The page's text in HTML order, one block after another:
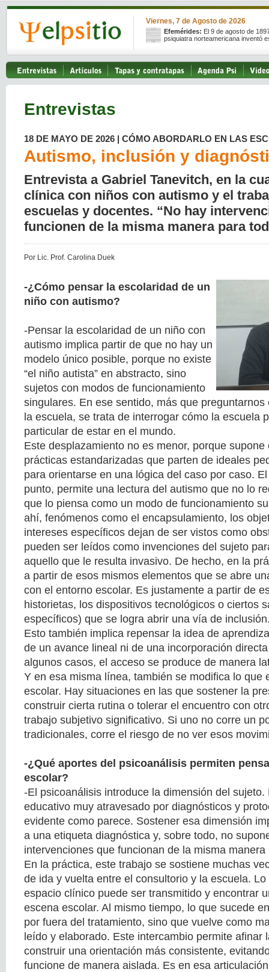
Viernes, 7 de Agosto de 2026
Efemérides: El 9 de agosto de
psiquiatra norteamericana inventó
Entrevistas
18 DE MAYO DE 2026 | CÓMO ABORDARLO EN LAS
Autismo, inclusión y
Entrevista a Gabriel Tanevitch, en la
clínica con niños con autismo y el
escuelas y docentes. “No hay
funcionen de la misma manera para
Por Lic. Prof. Carolina Duek
-¿Cómo pensar la escolaridad de un
niño con autismo?
-Pensar la escolaridad de un niño con
autismo implica partir de que no hay un
modelo único posible, porque no existe
“el niño autista” en abstracto, sino
sujetos con modos de funcionamiento
singulares. En ese sentido, más que
la escuela, se trata de interrogar cómo la escuela
particular de estar en el mundo.
Este desplazamiento no es menor, porque
prácticas estandarizadas que parten de ideales
para orientarse en una lógica del caso por caso.
punto, permite una lectura del autismo que no lo
que lo piensa como un modo de funcionamiento
ahí, fenómenos como el encapsulamiento, los
intereses específicos dejan de ser vistos como
pueden ser leídos como invenciones del sujeto
aquello que le resulta invasivo. De hecho, en la
a partir de esos mismos elementos que se abre
con el entorno escolar. Es justamente a partir de
historietas, los dispositivos tecnológicos o ciertos
específicos) que se logra abrir una vía de
Esto también implica repensar la idea de
de un avance lineal ni de una incorporación
algunos casos, el acceso se produce de manera
Y en esa misma línea, también se modifica lo que
escolar. Hay situaciones en las que sostener la
construir cierta rutina o tolerar el encuentro con
trabajo subjetivo significativo. Si uno no corre un
tradicionales, corre el riesgo de no ver esos
-¿Qué aportes del psicoanálisis permiten
escolar?
-El psicoanálisis introduce la dimensión del sujeto.
educativo muy atravesado por diagnósticos y
evidente como parece. Sostener esa dimensión
a una etiqueta diagnóstica y, sobre todo, no
intervenciones que funcionan de la misma manera
En la práctica, este trabajo se sostiene muchas
de ida y vuelta entre el consultorio y la escuela.
espacio clínico puede ser transmitido y encontrar
escena escolar. Al mismo tiempo, lo que sucede
por fuera del tratamiento, sino que vuelve como
leído y elaborado. Este intercambio permite afinar
construir una orientación más consistente,
funcione de manera aislada. Es en esa